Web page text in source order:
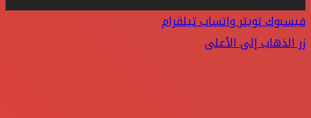
فيسبوكتويترواتسابتيلقرام
زر الذهاب إلى الأعلى